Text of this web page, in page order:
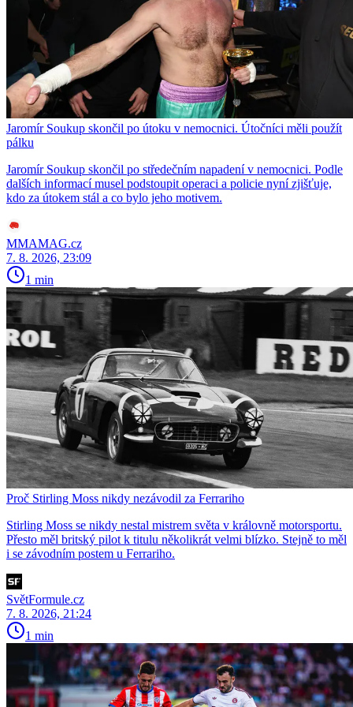
Jaromír Soukup skončil po útoku v nemocnici. Útočníci měli použít
pálku
Jaromír Soukup skončil po středečním napadení v nemocnici. Podle
dalších informací musel podstoupit operaci a policie nyní zjišťuje,
kdo za útokem stál a co bylo jeho motivem.
MMAMAG.cz
7. 8. 2026, 23:09
1 min
Proč Stirling Moss nikdy nezávodil za Ferrariho
Stirling Moss se nikdy nestal mistrem světa v královně motorsportu.
Přesto měl britský pilot k titulu několikrát velmi blízko. Stejně to měl
i se závodním postem u Ferrariho.
SvětFormule.cz
7. 8. 2026, 21:24
1 min